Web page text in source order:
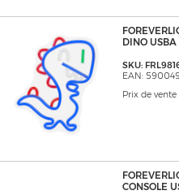
DINO
SKU:
EAN:
Prix de
CONSOLE